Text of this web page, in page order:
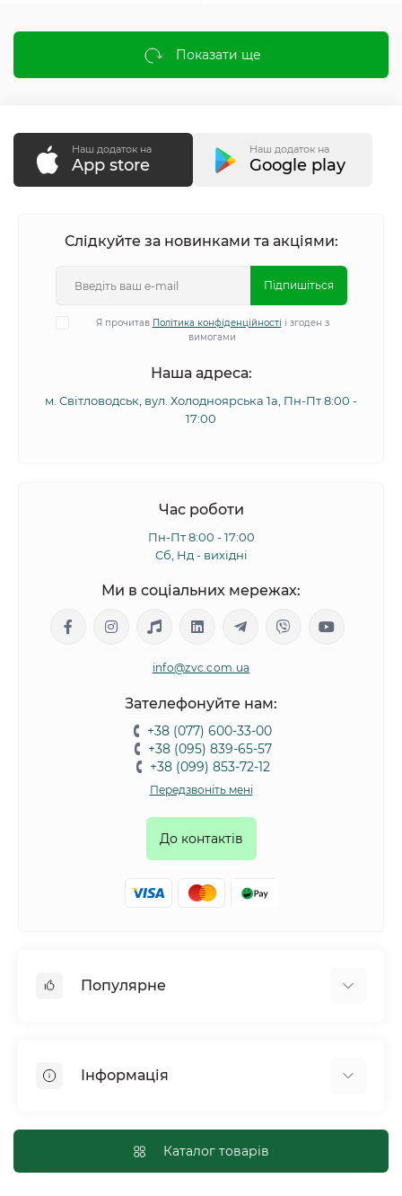
Показати ще
Наш додаток на
App store
Наш додаток на
Google play
Слідкуйте за новинками та акціями:
Підпишіться
Я прочитав Політика конфіденційності і згоден з
вимогами
Наша адреса:
м. Світловодськ, вул. Холодноярська 1а, Пн-Пт 8:00 -
17:00
Час роботи
Пн-Пт 8:00 - 17:00
Сб, Нд - вихідні
Ми в соціальних мережах:
info@zvc.com.ua
Зателефонуйте нам:
+38 (077) 600-33-00
+38 (095) 839-65-57
+38 (099) 853-72-12
Передзвоніть мені
До контактів
Популярне
Птахи
Рептилії
Сільськогосподарські тварини та птахи
Інформація
Оплата і доставка
Політика конфіденційності
Каталог товарів